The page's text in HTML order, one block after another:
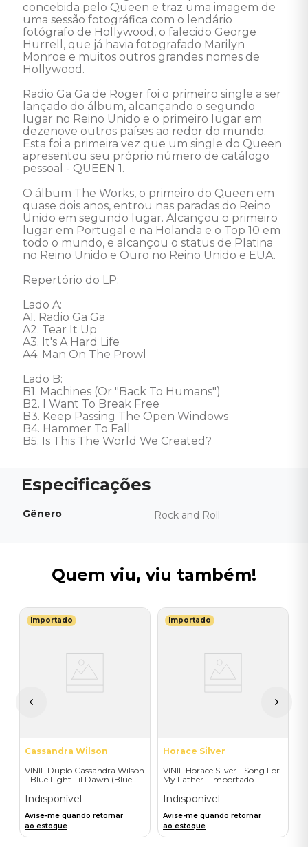
concebida pelo Queen e traz uma imagem de
uma sessão fotográfica com o lendário
fotógrafo de Hollywood, o falecido George
Hurrell, que já havia fotografado Marilyn
Monroe e muitos outros grandes nomes de
Hollywood.
Radio Ga Ga de Roger foi o primeiro single a ser
lançado do álbum, alcançando o segundo
lugar no Reino Unido e o primeiro lugar em
dezenove outros países ao redor do mundo.
Esta foi a primeira vez que um single do Queen
apresentou seu próprio número de catálogo
pessoal - QUEEN 1.
O álbum The Works, o primeiro do Queen em
quase dois anos, entrou nas paradas do Reino
Unido em segundo lugar. Alcançou o primeiro
lugar em Portugal e na Holanda e o Top 10 em
todo o mundo, e alcançou o status de Platina
no Reino Unido e Ouro no Reino Unido e EUA.
Repertório do LP:
Lado A:
A1. Radio Ga Ga
A2. Tear It Up
A3. It's A Hard Life
A4. Man On The Prowl
Lado B:
B1. Machines (Or "Back To Humans")
B2. I Want To Break Free
B3. Keep Passing The Open Windows
B4. Hammer To Fall
B5. Is This The World We Created?
Gênero Rock and Roll
Quem viu, viu também!
Importado
Cassandra Wilson
VINIL Duplo Cassandra Wilson
- Blue Light Til Dawn (Blue
Indisponível
Avise-me quando retornar
ao estoque
Importado
Horace Silver
VINIL Horace Silver - Song For
My Father - Importado
Indisponível
Avise-me quando retornar
ao estoque